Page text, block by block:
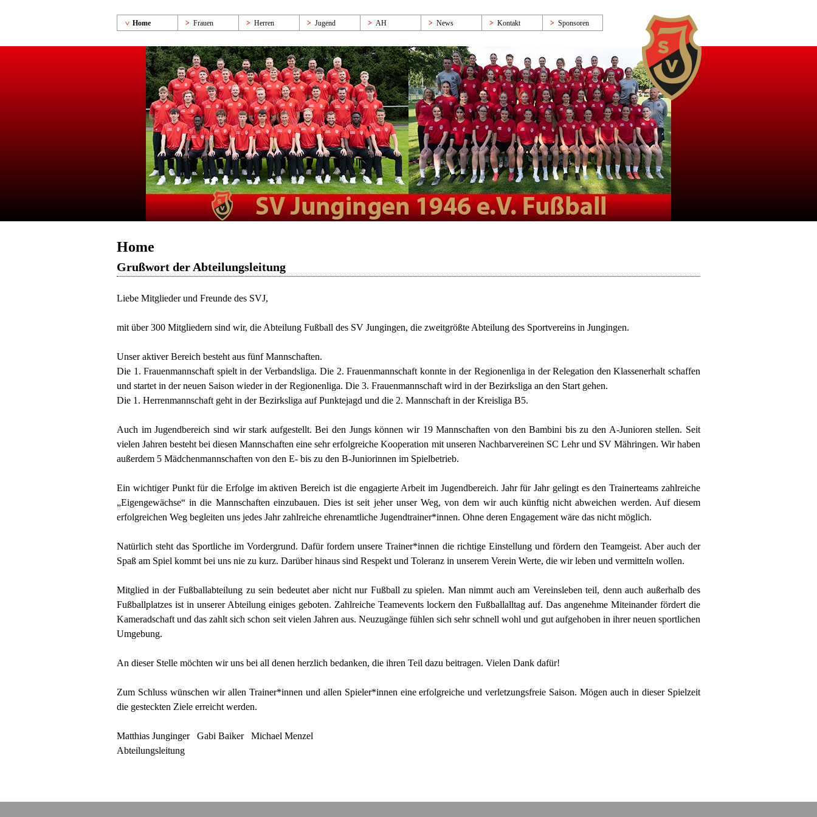
Home Frauen Herren Jugend AH News Kontakt Sponsoren
Home
Grußwort der Abteilungsleitung
Liebe Mitglieder und Freunde des SVJ,
mit über 300 Mitgliedern sind wir, die Abteilung Fußball des SV Jungingen, die zweitgrößte Abteilung des Sportvereins in Jungingen.
Unser aktiver Bereich besteht aus fünf Mannschaften.
Die 1. Frauenmannschaft spielt in der Verbandsliga. Die 2. Frauenmannschaft konnte in der Regionenliga in der Relegation den Klassenerhalt schaffen
und startet in der neuen Saison wieder in der Regionenliga. Die 3. Frauenmannschaft wird in der Bezirksliga an den Start gehen.
Die 1. Herrenmannschaft geht in der Bezirksliga auf Punktejagd und die 2. Mannschaft in der Kreisliga B5.
Auch im Jugendbereich sind wir stark aufgestellt. Bei den Jungs können wir 19 Mannschaften von den Bambini bis zu den A-Junioren stellen. Seit
vielen Jahren besteht bei diesen Mannschaften eine sehr erfolgreiche Kooperation mit unseren Nachbarvereinen SC Lehr und SV Mähringen. Wir haben
außerdem 5 Mädchenmannschaften von den E- bis zu den B-Juniorinnen im Spielbetrieb.
Ein wichtiger Punkt für die Erfolge im aktiven Bereich ist die engagierte Arbeit im Jugendbereich. Jahr für Jahr gelingt es den Trainerteams zahlreiche
„Eigengewächse“ in die Mannschaften einzubauen. Dies ist seit jeher unser Weg, von dem wir auch künftig nicht abweichen werden. Auf diesem
erfolgreichen Weg begleiten uns jedes Jahr zahlreiche ehrenamtliche Jugendtrainer*innen. Ohne deren Engagement wäre das nicht möglich.
Natürlich steht das Sportliche im Vordergrund. Dafür fordern unsere Trainer*innen die richtige Einstellung und fördern den Teamgeist. Aber auch der
Spaß am Spiel kommt bei uns nie zu kurz. Darüber hinaus sind Respekt und Toleranz in unserem Verein Werte, die wir leben und vermitteln wollen.
Mitglied in der Fußballabteilung zu sein bedeutet aber nicht nur Fußball zu spielen. Man nimmt auch am Vereinsleben teil, denn auch außerhalb des
Fußballplatzes ist in unserer Abteilung einiges geboten. Zahlreiche Teamevents lockern den Fußballalltag auf. Das angenehme Miteinander fördert die
Kameradschaft und das zahlt sich schon seit vielen Jahren aus. Neuzugänge fühlen sich sehr schnell wohl und gut aufgehoben in ihrer neuen sportlichen
Umgebung.
An dieser Stelle möchten wir uns bei all denen herzlich bedanken, die ihren Teil dazu beitragen. Vielen Dank dafür!
Zum Schluss wünschen wir allen Trainer*innen und allen Spieler*innen eine erfolgreiche und verletzungsfreie Saison. Mögen auch in dieser Spielzeit
die gesteckten Ziele erreicht werden.
Matthias Junginger Gabi Baiker Michael Menzel
Abteilungsleitung